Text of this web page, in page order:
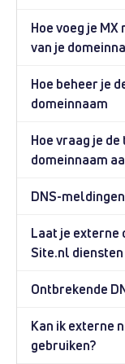
Hoe voeg je
van je
Hoe beheer je
domeinnaam
Hoe vraag je
domeinnaam
DNS-
Laat je externe
Site.nl diensten
Ontbrekende
Kan ik externe
gebruiken?